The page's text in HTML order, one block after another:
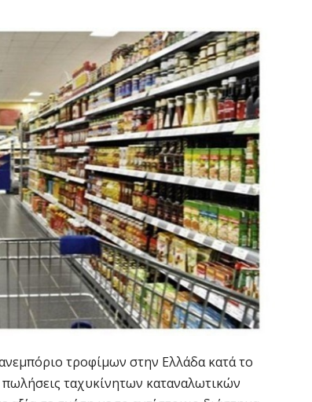
τροφίμων στην Ελλάδα κατά το
ταχυκίνητων καταναλωτικών